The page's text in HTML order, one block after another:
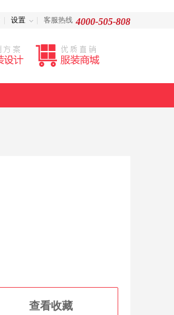
设置 客服热线 4000-505-808
查看收藏